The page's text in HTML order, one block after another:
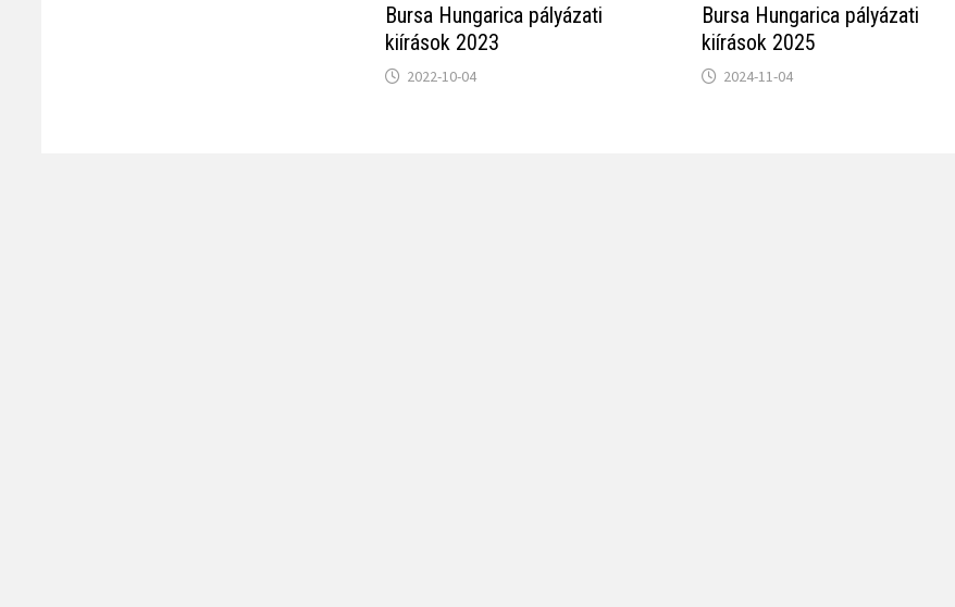
Bursa Hungarica pályázati
kiírások 2023
2022-10-04
Bursa Hungarica pályázati
kiírások 2025
2024-11-04